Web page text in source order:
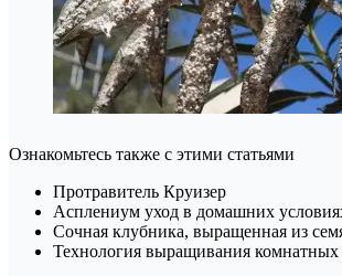
Ознакомьтесь также с этими статьями
Протравитель Круизер
Асплениум уход в домашних
Сочная клубника, выращенная из
Технология выращивания комнатных